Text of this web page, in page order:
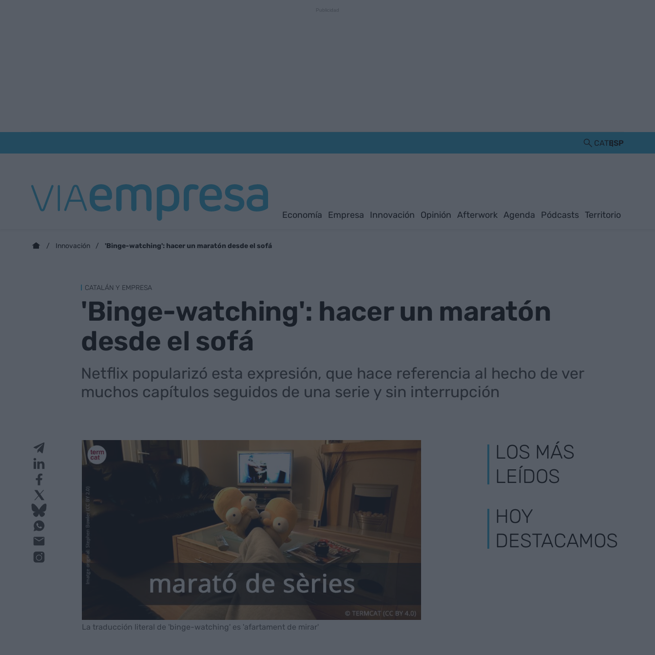
CATESP
Economía Empresa Innovación Opinión Afterwork Agenda Pódcasts Territorio
Innovación 'Binge-watching': hacer un maratón desde el sofá
CATALÁN Y EMPRESA
'Binge-watching': hacer un maratón
desde el sofá
Netflix popularizó esta expresión, que hace referencia al hecho de ver
muchos capítulos seguidos de una serie y sin interrupción
La traducción literal de 'binge-watching' es 'afartament de mirar'
LOS MÁS
LEÍDOS
HOY
DESTACAMOS